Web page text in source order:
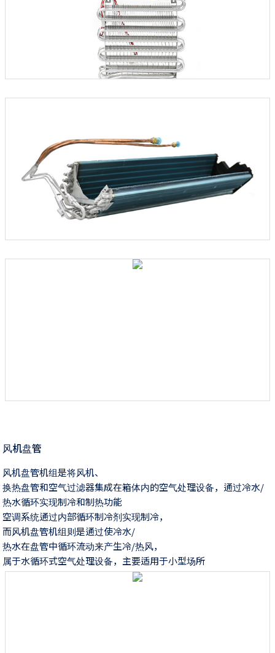
风机盘管
风机盘管机组是将风机、
换热盘管和空气过滤器集成在箱体内的空气处理设备，通过冷水/
热水循环实现制冷和制热功能
空调系统通过内部循环制冷剂实现制冷，
而风机盘管机组则是通过使冷水/
热水在盘管中循环流动来产生冷/热风，
属于水循环式空气处理设备，主要适用于小型场所